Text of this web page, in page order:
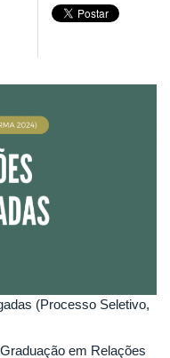
(Processo Seletivo,
em Relações